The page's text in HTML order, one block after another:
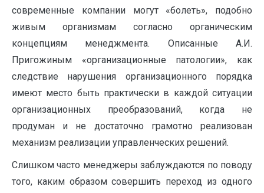
современные компании могут «болеть», подобно
живым организмам согласно органическим
концепциям менеджмента. Описанные А.И.
Пригожиным «организационные патологии», как
следствие нарушения организационного порядка
имеют место быть практически в каждой ситуации
организационных преобразований, когда не
продуман и не достаточно грамотно реализован
механизм реализации управленческих решений.
Слишком часто менеджеры заблуждаются по поводу
того, каким образом совершить переход из одного